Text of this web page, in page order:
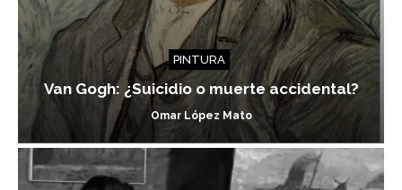
PINTURA
Van Gogh: ¿Suicidio o muerte accidental?
Omar López Mato